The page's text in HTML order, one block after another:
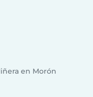
en Morón